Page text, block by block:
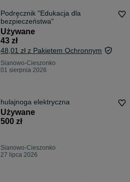
Podręcznik "Edukacja dla
bezpieczeństwa"
Używane
43 zł
48,01 zł z Pakietem Ochronnym
Sianowo-Cieszonko
01 sierpnia 2026
hulajnoga elektryczna
Używane
500 zł
Sianowo-Cieszonko
27 lipca 2026